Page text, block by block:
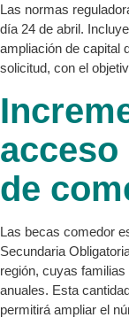
Las normas
día 24 de abril.
ampliación de capital
solicitud, con el
de
Las becas comedor
Secundaria
región, cuyas
anuales. Esta
permitirá ampliar el